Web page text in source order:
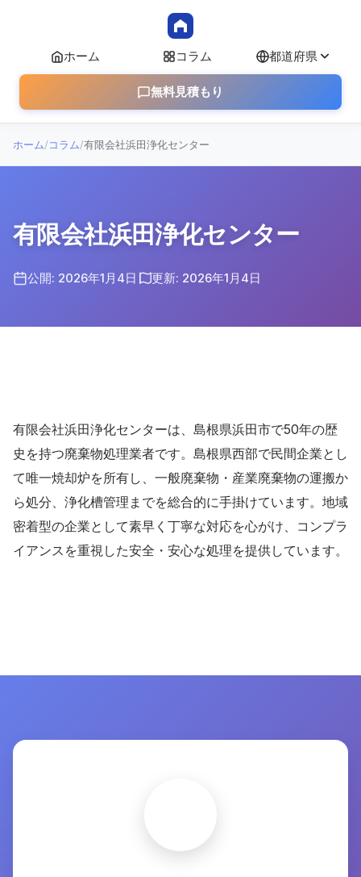
ホーム コラム 都道府県
無料見積もり
ホーム/コラム/有限会社浜田浄化センター
有限会社浜田浄化センター
公開: 2026年1月4日 更新: 2026年1月4日
有限会社浜田浄化センターは、島根県浜田市で50年の歴
史を持つ廃棄物処理業者です。島根県西部で民間企業とし
て唯一焼却炉を所有し、一般廃棄物・産業廃棄物の運搬か
ら処分、浄化槽管理までを総合的に手掛けています。地域
密着型の企業として素早く丁寧な対応を心がけ、コンプラ
イアンスを重視した安全・安心な処理を提供しています。